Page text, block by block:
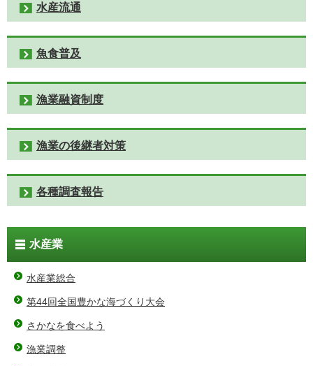
水産流通
魚食普及
漁業融資制度
漁業の後継者対策
各種調査報告
水産業
水産業総合
第44回全国豊かな海づくり大会
さかなを食べよう
漁業調整